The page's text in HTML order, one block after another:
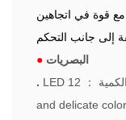
قوة في اتجاهين
● البصريات
.
LED الكمية ：
12x12W RGBWAL 6 in 1 LED,uniform
and delicate